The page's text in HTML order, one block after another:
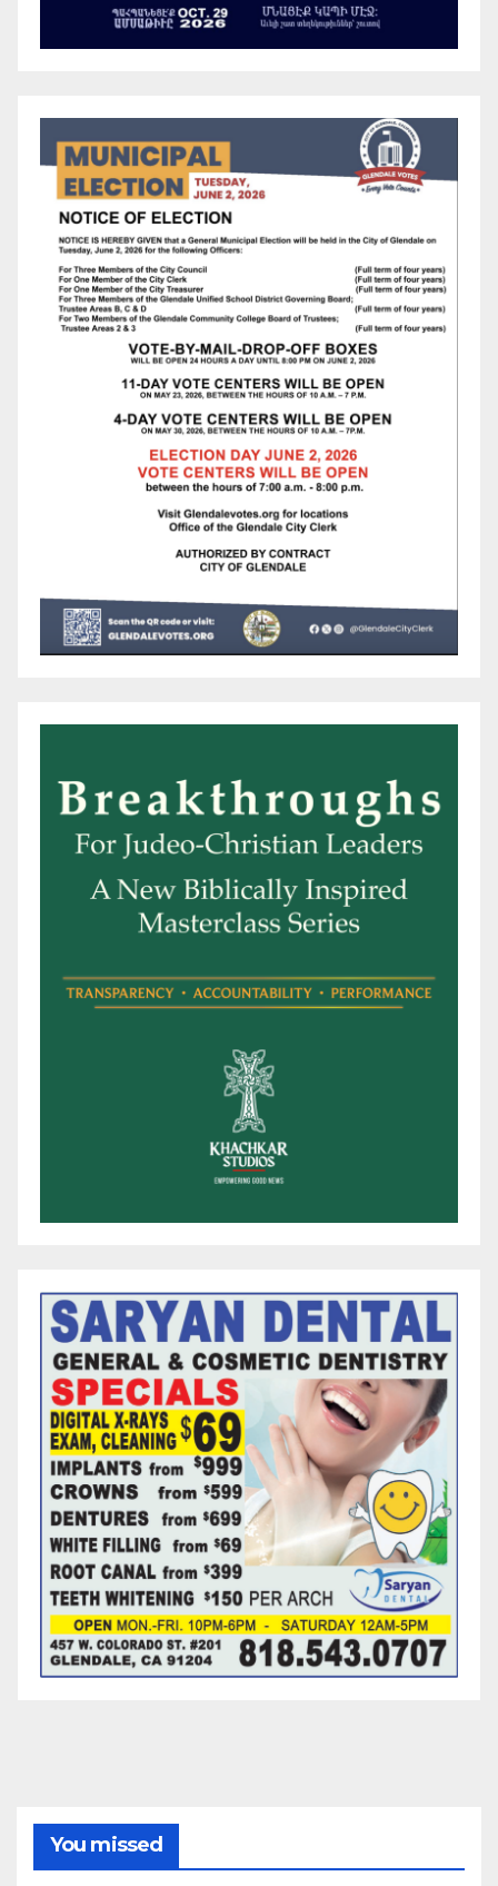
You missed